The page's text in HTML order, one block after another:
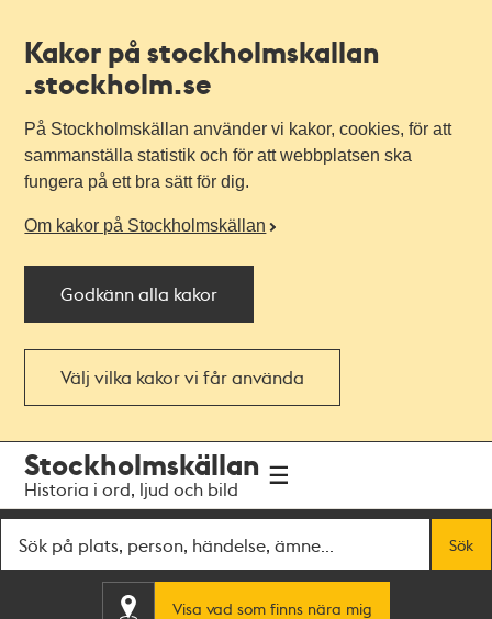
Kakor på stockholmskallan
.stockholm.se
På Stockholmskällan använder vi kakor, cookies, för att
sammanställa statistik och för att webbplatsen ska
fungera på ett bra sätt för dig.
Om kakor på Stockholmskällan
Godkänn alla kakor
Välj vilka kakor vi får använda
navigationen
huvudinnehållet
Stockholmskällan
Historia i ord, ljud och bild
Sök
Visa vad som finns nära mig